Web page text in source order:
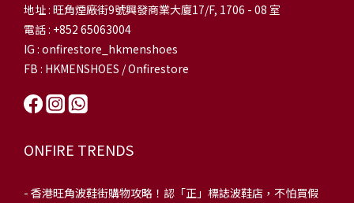
地址 : 旺角煙廠街9號興發商業大廈17/F, 1706 - 08 室
電話 : +852 65063004
IG : onfirestore_hkmenshoes
FB : HKMENSHOES / Onfirestore
ONFIRE TRENDS
- 香港旺角波鞋街購物攻略！認「正」標誌波鞋店，不怕買假